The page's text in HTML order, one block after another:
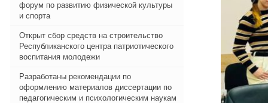
форум по развитию физической культуры
и спорта
Открыт сбор средств на строительство
Республиканского центра патриотического
воспитания молодежи
Разработаны рекомендации по
оформлению материалов диссертации по
педагогическим и психологическим наукам